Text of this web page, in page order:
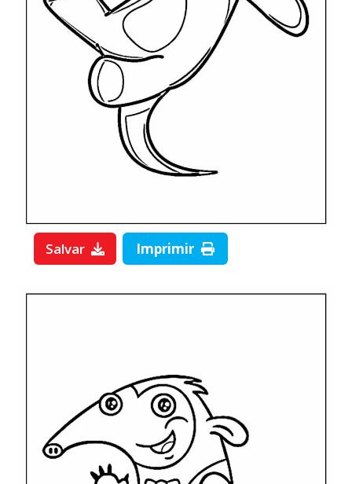
Salvar Imprimir